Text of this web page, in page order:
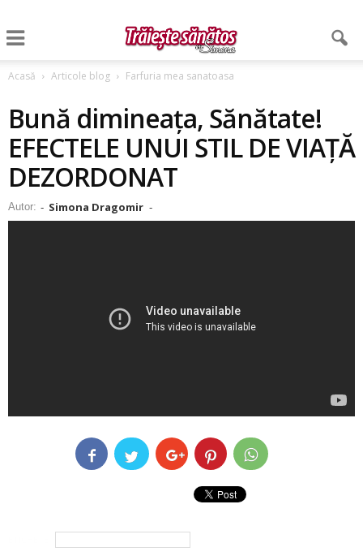
Acasă Articole blog Farfuria mea sanatoasa
Bună dimineața, Sănătate!
EFECTELE UNUI STIL DE VIAȚĂ
DEZORDONAT
Autor: - Simona Dragomir -